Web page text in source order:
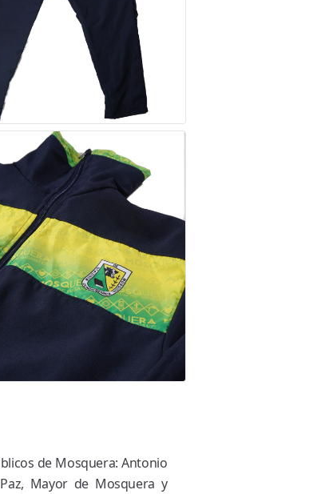
de Mosquera: Antonio
Mayor de Mosquera y